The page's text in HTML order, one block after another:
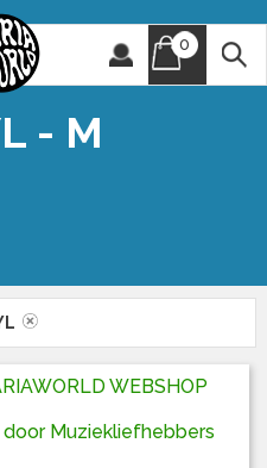
0
- M
WEBSHOP
Muziekliefhebbers